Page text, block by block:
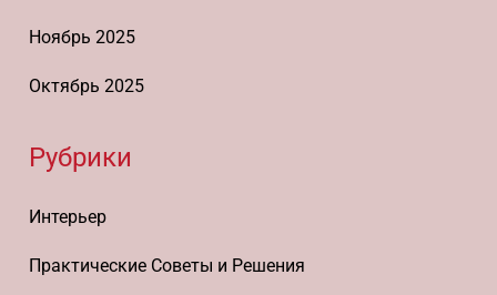
Ноябрь 2025
Октябрь 2025
Рубрики
Интерьер
Практические Советы и Решения